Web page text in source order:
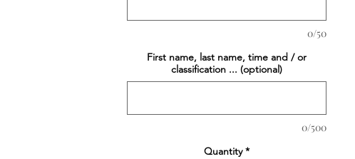
0/50
First name, last name, time and / or
classification ... (optional)
0/500
Quantity *